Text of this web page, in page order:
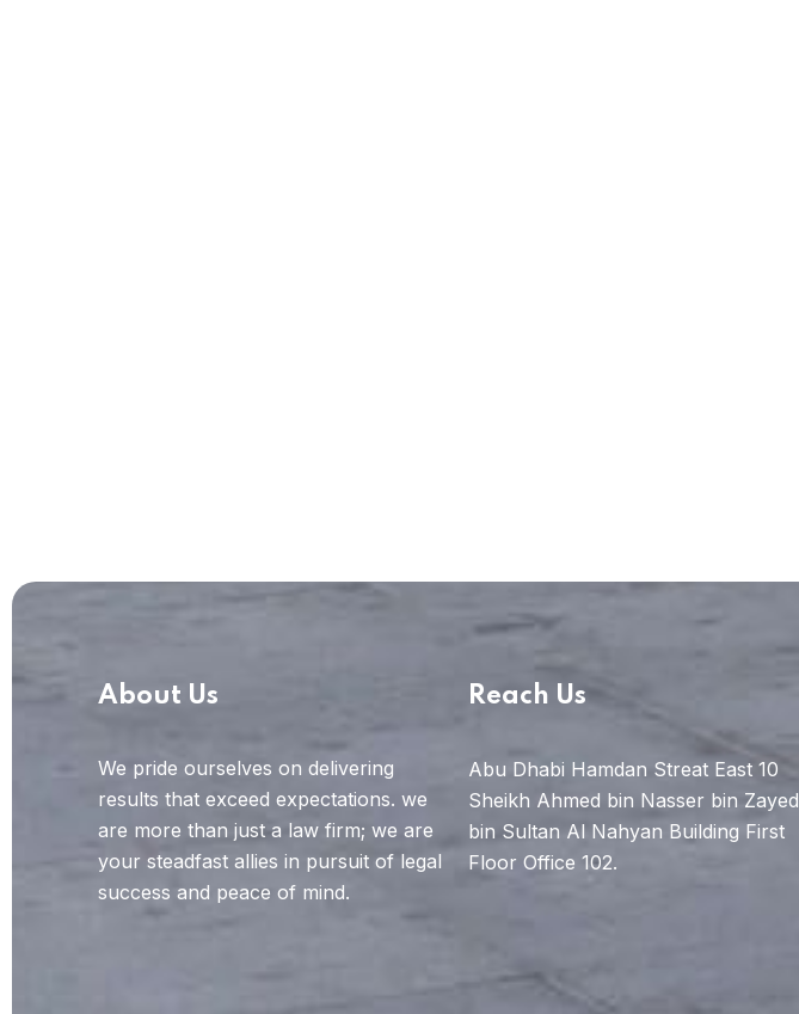
About Us
We pride ourselves on delivering
results that exceed expectations. we
are more than just a law firm; we are
your steadfast allies in pursuit of legal
success and peace of mind.
Reach Us
Abu Dhabi Hamdan Streat East 10
Sheikh Ahmed bin Nasser bin Zayed
bin Sultan Al Nahyan Building First
Floor Office 102.